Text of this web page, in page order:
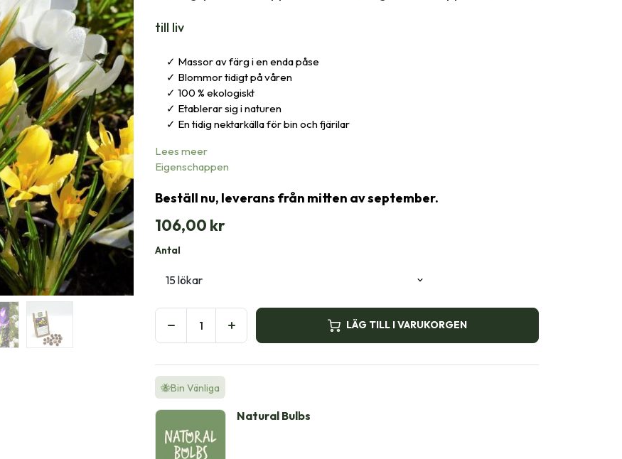
till liv
Massor av färg i en enda påse
Blommor tidigt på våren
100 % ekologiskt
Etablerar sig i naturen
En tidig nektarkälla för bin och fjärilar
Lees meer
Eigenschappen
Beställ nu, leverans från mitten av september.
106,00 kr
Antal
LÄG TILL I VARUKORGEN
🐝Bin Vänliga
Natural Bulbs